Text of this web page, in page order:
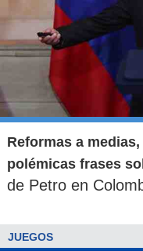
Reformas a
polémicas frases
de Petro en
JUEGOS